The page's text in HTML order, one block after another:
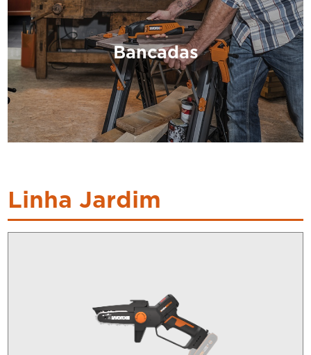
Bancadas
Linha Jardim